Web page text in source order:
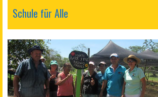
Schule für Alle